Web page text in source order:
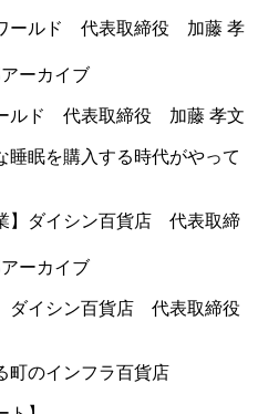
ーカイブ
ールド 代表取締役 加藤 孝文
睡眠を購入する時代がやって
ーカイブ
ダイシン百貨店 代表取締役
町のインフラ百貨店